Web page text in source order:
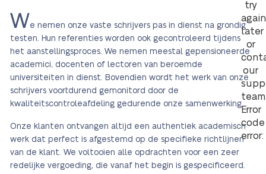
try
again
later
or
our
Error
code
error:
We nemen onze vaste schrijvers pas in dienst na grondig
testen. Hun referenties worden ook gecontroleerd tijdens
het aanstellingsproces. We nemen meestal gepensioneerde
academici, docenten of lectoren van beroemde
universiteiten in dienst. Bovendien wordt het werk van onze
schrijvers voortdurend gemonitord door de
kwaliteitscontroleafdeling gedurende onze samenwerking.
Onze klanten ontvangen altijd een authentiek academisch
werk dat perfect is afgestemd op de specifieke richtlijnen
van de klant. We voltooien alle opdrachten voor een zeer
redelijke vergoeding, die vanaf het begin is gespecificeerd.